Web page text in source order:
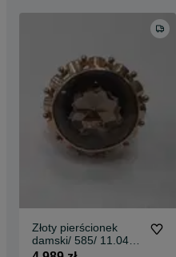
Złoty pierścionek
damski/ 585/ 11.04
gram/ R13/ Kwarc